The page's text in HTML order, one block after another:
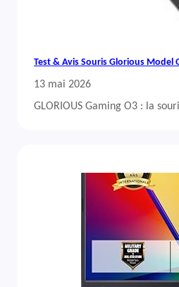
Test & Avis Souris Glorious Model
13 mai 2026
GLORIOUS Gaming O3 : la